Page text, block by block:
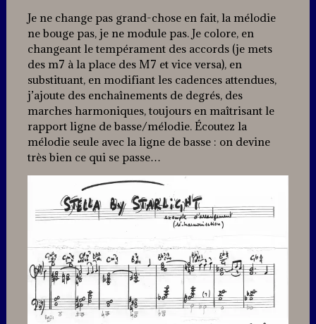
Je ne change pas grand-chose en fait, la mélodie
ne bouge pas, je ne module pas. Je colore, en
changeant le tempérament des accords (je mets
des m7 à la place des M7 et vice versa), en
substituant, en modifiant les cadences attendues,
j’ajoute des enchaînements de degrés, des
marches harmoniques, toujours en maîtrisant le
rapport ligne de basse/mélodie. Écoutez la
mélodie seule avec la ligne de basse : on devine
très bien ce qui se passe…